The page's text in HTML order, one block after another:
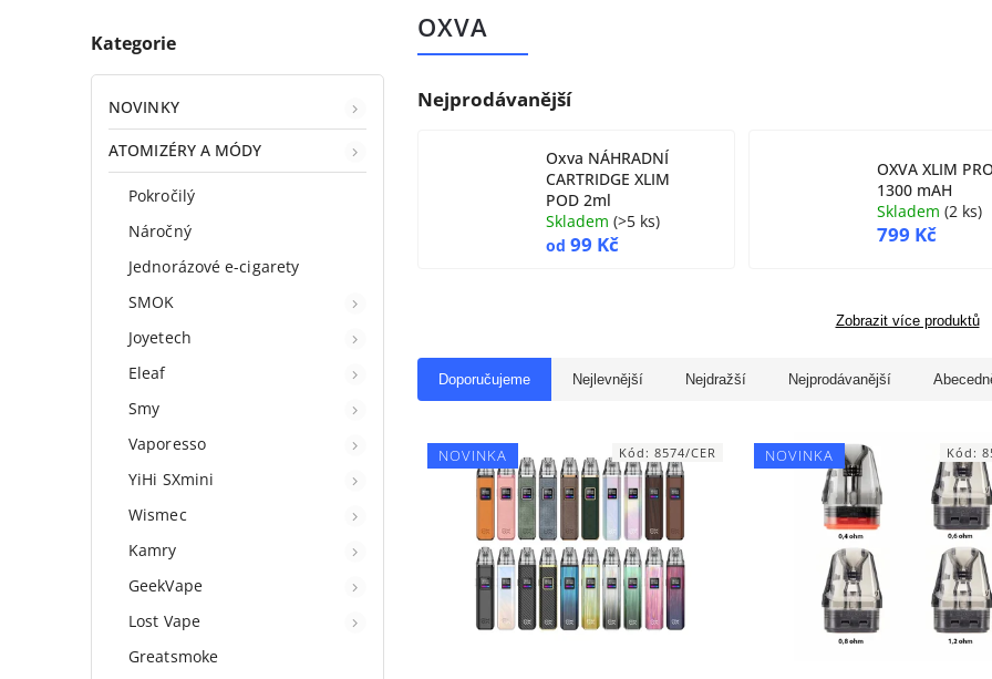
Kategorie
NOVINKY
ATOMIZÉRY A MÓDY
Pokročilý
Náročný
Jednorázové e-cigarety
SMOK
Joyetech
Eleaf
Smy
Vaporesso
YiHi SXmini
Wismec
Kamry
GeekVape
Lost Vape
Greatsmoke
OXVA
Nejprodávanější
Oxva NÁHRADNÍ
CARTRIDGE XLIM
POD 2ml
Skladem (>5 ks)
od 99 Kč
OXVA XLIM
1300 mAH
Skladem (2 ks)
799 Kč
Zobrazit více produktů
Doporučujeme Nejlevnější Nejdražší Nejprodávanější
NOVINKA Kód:8574/CER NOVINKA Kód: